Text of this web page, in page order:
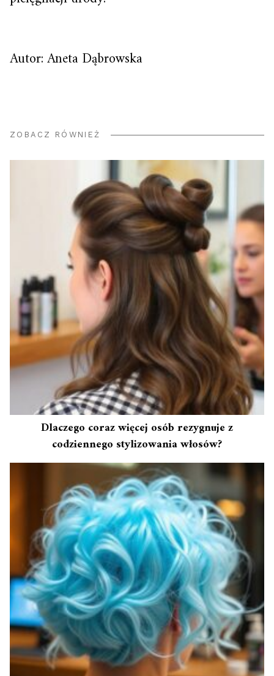
Autor: Aneta Dąbrowska
ZOBACZ RÓWNIEŻ
Dlaczego coraz więcej osób rezygnuje z
codziennego stylizowania włosów?